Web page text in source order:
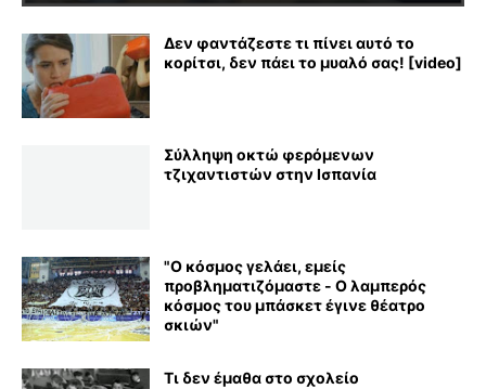
Δεν φαντάζεστε τι πίνει αυτό το
κορίτσι, δεν πάει το μυαλό σας! [video]
Σύλληψη οκτώ φερόμενων
τζιχαντιστών στην Ισπανία
"Ο κόσμος γελάει, εμείς
προβληματιζόμαστε - Ο λαμπερός
κόσμος του μπάσκετ έγινε θέατρο
σκιών"
Τι δεν έμαθα στο σχολείο